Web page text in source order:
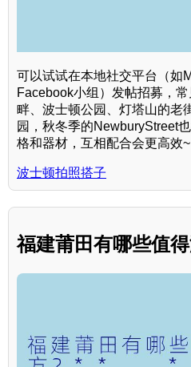
可以试试在本地社交平台（如
Facebook小组）发帖招募，
畔、波士顿公园、灯塔山的老
园，秋冬季的NewburyStreet
格和器材，互相配合会更高效~
波士顿拍照搭子
福建莆田有哪些值